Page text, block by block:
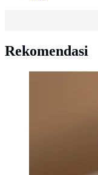
Rekomendasi